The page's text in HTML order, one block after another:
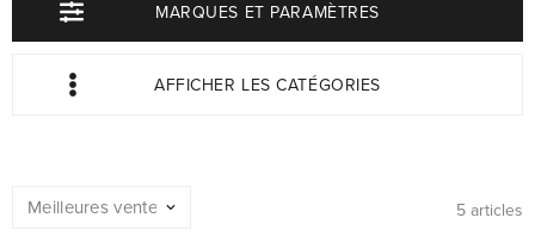
MARQUES ET PARAMÈTRES
AFFICHER LES CATÉGORIES
5 articles